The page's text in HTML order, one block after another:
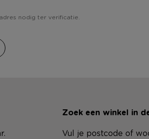
nodig ter verificatie.
Zoek een winkel in
Vul je postcode of